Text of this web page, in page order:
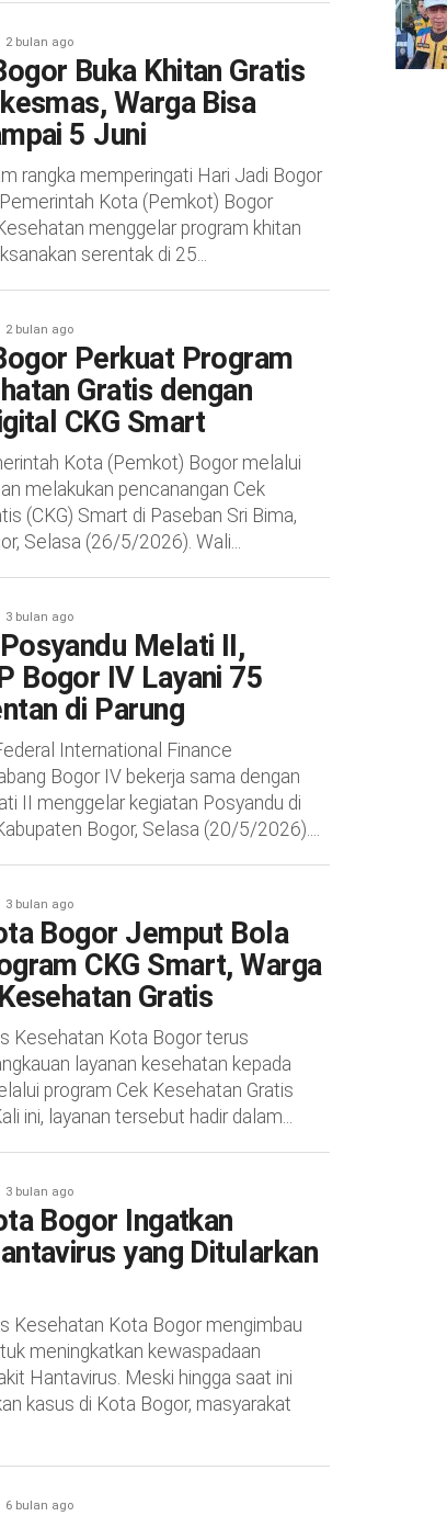
2 bulan ago
Buka Khitan Gratis
Warga Bisa
5 Juni
rangka memperingati Hari Jadi Bogor
Kota (Pemkot) Bogor
menggelar program khitan
serentak di 25...
2 bulan ago
Perkuat Program
Gratis dengan
CKG Smart
Kota (Pemkot) Bogor melalui
melakukan pencanangan Cek
(CKG) Smart di Paseban Sri Bima,
Selasa (26/5/2026). Wali...
3 bulan ago
Melati II,
Bogor IV Layani 75
di Parung
International Finance
Bogor IV bekerja sama dengan
II menggelar kegiatan Posyandu di
Bogor, Selasa (20/5/2026)....
3 bulan ago
Bogor Jemput Bola
CKG Smart, Warga
Gratis
Kesehatan Kota Bogor terus
layanan kesehatan kepada
program Cek Kesehatan Gratis
ini, layanan tersebut hadir dalam...
3 bulan ago
Bogor Ingatkan
yang Ditularkan
Kesehatan Kota Bogor mengimbau
meningkatkan kewaspadaan
Hantavirus. Meski hingga saat ini
kasus di Kota Bogor, masyarakat
6 bulan ago